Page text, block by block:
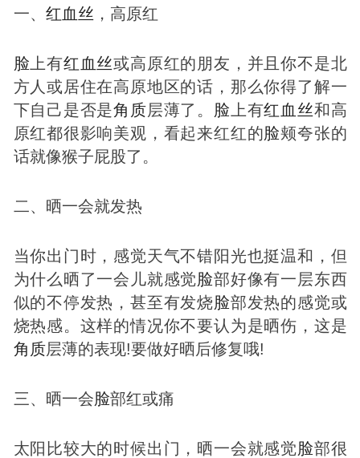
一、 红血丝 ，高原红
脸 上有红血丝或高原红的朋友，并且你不是北
方人或居住在高原地区的话，那么你得了解一
下自己是否是角质层薄了。 脸 上有红血丝和高
原红都很影响美观，看起来红红的脸颊夸张的
话就像猴子屁股了。
二、晒一会就发热
当你出门时，感觉天气不错阳光也挺温和，但
为什么晒了一会儿就感觉脸部好像有一层东西
似的不停发热，甚至有发烧脸部发热的感觉或
烧热感。这样的情况你不要认为是晒伤，这是
角质层薄的表现!要做好晒后修复哦!
三、晒一会脸部红或痛
太阳比较大的时候出门，晒一会就感觉脸部很